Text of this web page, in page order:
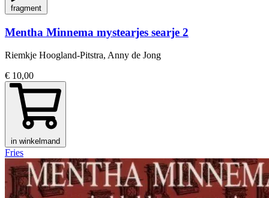
fragment
Mentha Minnema mystearjes searje 2
Riemkje Hoogland-Pitstra, Anny de Jong
€ 10,00
in winkelmand
Fries